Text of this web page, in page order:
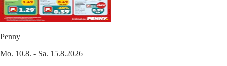
Penny
Mo. 10.8. - Sa. 15.8.2026